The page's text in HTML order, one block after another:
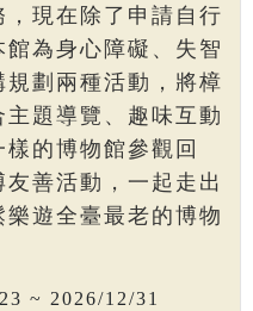
現在除了申請自行
為身心障礙、失智
劃兩種活動，將樟
題導覽、趣味互動
的博物館參觀回
善活動，一起走出
遊全臺最老的博物
~ 2026/12/31